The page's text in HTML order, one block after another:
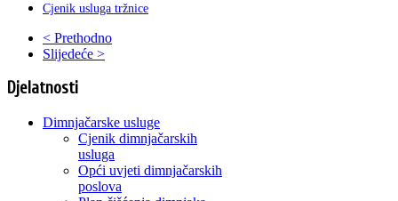
Cjenik usluga tržnice
< Prethodno
Slijedeće >
Djelatnosti
Dimnjačarske usluge
Cjenik dimnjačarskih
usluga
Opći uvjeti dimnjačarskih
poslova